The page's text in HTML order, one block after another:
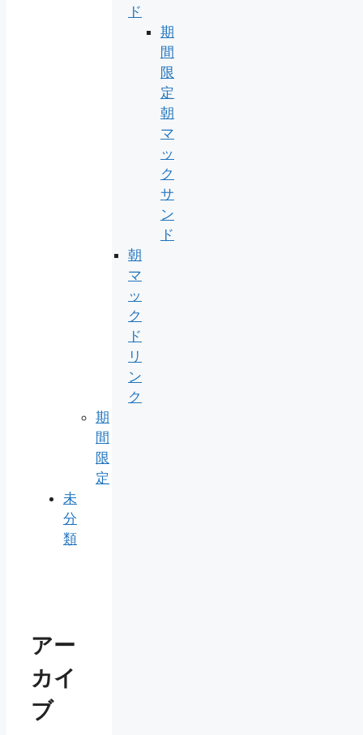
ド
期
間
限
定
朝
マ
ッ
ク
サ
ン
ド
朝
マ
ッ
ク
ド
リ
ン
ク
期
間
限
定
未
分
類
アー
カイ
ブ